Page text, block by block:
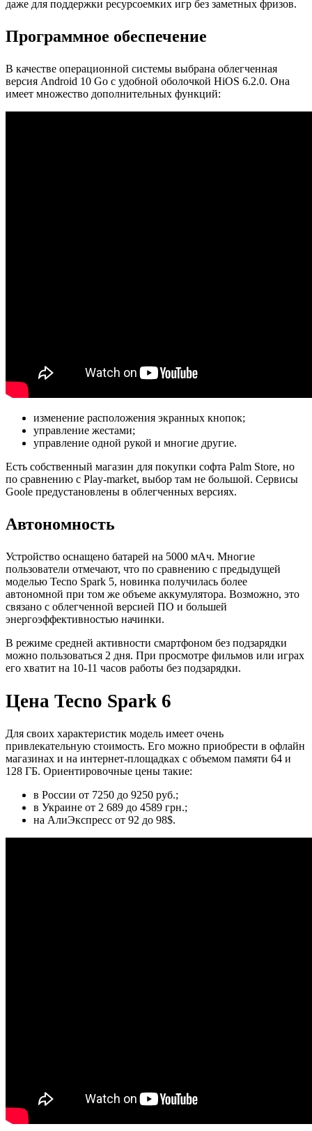
даже для поддержки ресурсоемких игр без заметных фризов.
Программное обеспечение
В качестве операционной системы выбрана облегченная
версия Android 10 Go с удобной оболочкой HiOS 6.2.0. Она
имеет множество дополнительных функций:
изменение расположения экранных кнопок;
управление жестами;
управление одной рукой и многие другие.
Есть собственный магазин для покупки софта Palm Store, но
по сравнению с Play-market, выбор там не большой. Сервисы
Goole предустановлены в облегченных версиях.
Автономность
Устройство оснащено батарей на 5000 мАч. Многие
пользователи отмечают, что по сравнению с предыдущей
моделью Tecno Spark 5, новинка получилась более
автономной при том же объеме аккумулятора. Возможно, это
связано с облегченной версией ПО и большей
энергоэффективностью начинки.
В режиме средней активности смартфоном без подзарядки
можно пользоваться 2 дня. При просмотре фильмов или играх
его хватит на 10-11 часов работы без подзарядки.
Цена Tecno Spark 6
Для своих характеристик модель имеет очень
привлекательную стоимость. Его можно приобрести в офлайн
магазинах и на интернет-площадках с объемом памяти 64 и
128 ГБ. Ориентировочные цены такие:
в России от 7250 до 9250 руб.;
в Украине от 2 689 до 4589 грн.;
на АлиЭкспресс от 92 до 98$.